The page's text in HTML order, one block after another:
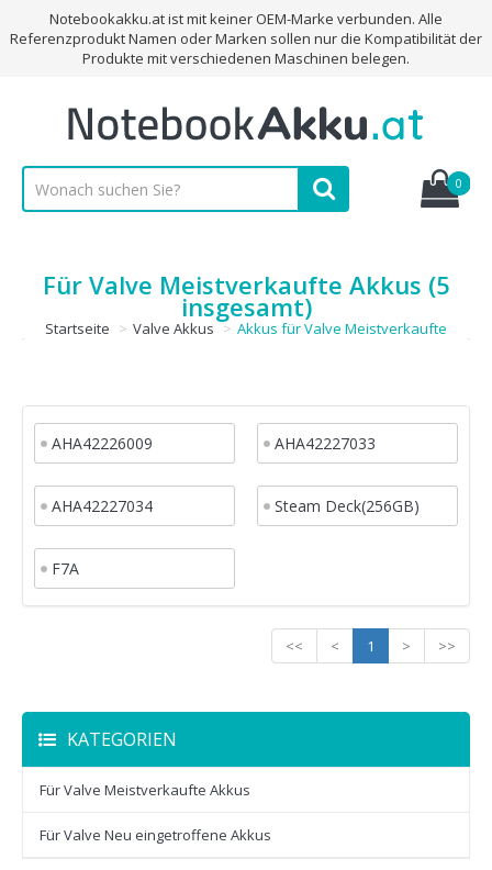
Notebookakku.at ist mit keiner OEM-Marke verbunden. Alle
Referenzprodukt Namen oder Marken sollen nur die Kompatibilität der
Produkte mit verschiedenen Maschinen belegen.
0
Für Valve Meistverkaufte Akkus (5
insgesamt)
Startseite Valve Akkus Akkus für Valve Meistverkaufte
AHA42226009 AHA42227033
AHA42227034 Steam Deck(256GB)
F7A
<< < 1 > >>
KATEGORIEN
Für Valve Meistverkaufte Akkus
Für Valve Neu eingetroffene Akkus